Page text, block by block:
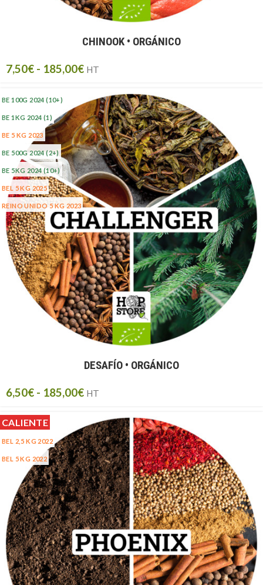
CHINOOK • ORGÁNICO
7,50€ - 185,00€ HT
BE 100G 2024(10+)
BE 1KG 2024 (1)
BE 5 KG 2023
BE 500G 2024(2+)
BE 5KG 2024 (10+)
BEL 5 KG 2025
REINO UNIDO 5 KG 2023
DESAFÍO • ORGÁNICO
6,50€ - 185,00€ HT
CALIENTE
BEL 2,5 KG 2022
BEL 5 KG 2022